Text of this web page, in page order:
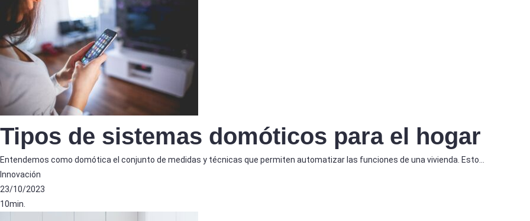
Tipos de sistemas domóticos para el hogar
Entendemos como domótica el conjunto de medidas y técnicas que permiten automatizar las funciones de una vivienda. Esto…
Innovación
23/10/2023
10min.